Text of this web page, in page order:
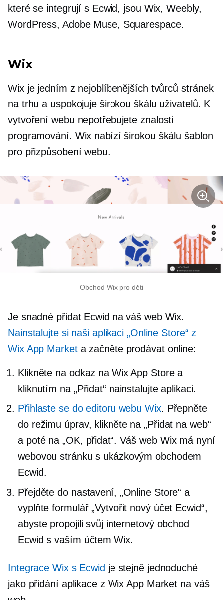
které se integrují s Ecwid, jsou Wix, Weebly,
WordPress, Adobe Muse, Squarespace.
Wix
Wix je jedním z nejoblíbenějších tvůrců stránek
na trhu a uspokojuje širokou škálu uživatelů. K
vytvoření webu nepotřebujete znalosti
programování. Wix nabízí širokou škálu šablon
pro přizpůsobení webu.
Obchod Wix pro děti
Je snadné přidat Ecwid na váš web Wix.
Nainstalujte si naši aplikaci „Online Store“ z
Wix App Marketa začněte prodávat online:
Klikněte na odkaz na Wix App Store a
kliknutím na „Přidat“ nainstalujte aplikaci.
Přihlaste se do editoru webu Wix. Přepněte
do režimu úprav, klikněte na „Přidat na web“
a poté na „OK, přidat“. Váš web Wix má nyní
webovou stránku s ukázkovým obchodem
Ecwid.
Přejděte do nastavení, „Online Store“ a
vyplňte formulář „Vytvořit nový účet Ecwid“,
abyste propojili svůj internetový obchod
Ecwid s vaším účtem Wix.
Integrace Wix s Ecwid je stejně jednoduché
jako přidání aplikace z Wix App Market na váš